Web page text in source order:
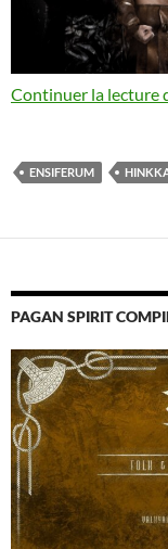
Continuer la lecture
ENSIFERUM
PAGAN SPIRIT